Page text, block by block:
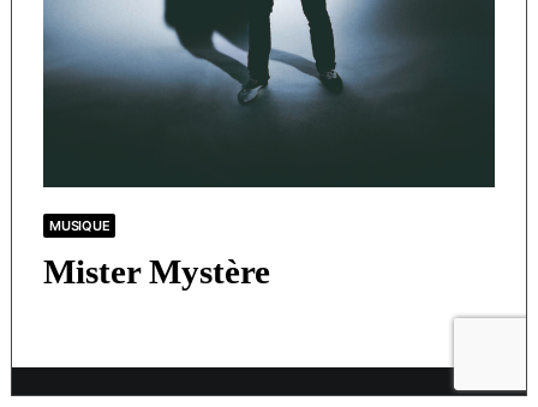
MUSIQUE
Mister Mystère